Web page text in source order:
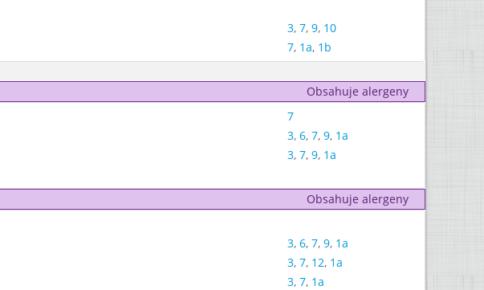
3, 7, 9, 10
7, 1a, 1b
Obsahuje alergeny
7
3, 6, 7, 9, 1a
3, 7, 9, 1a
Obsahuje alergeny
3, 6, 7, 9, 1a
3, 7, 12, 1a
3, 7, 1a